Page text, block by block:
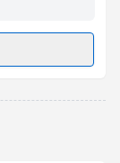
almanız